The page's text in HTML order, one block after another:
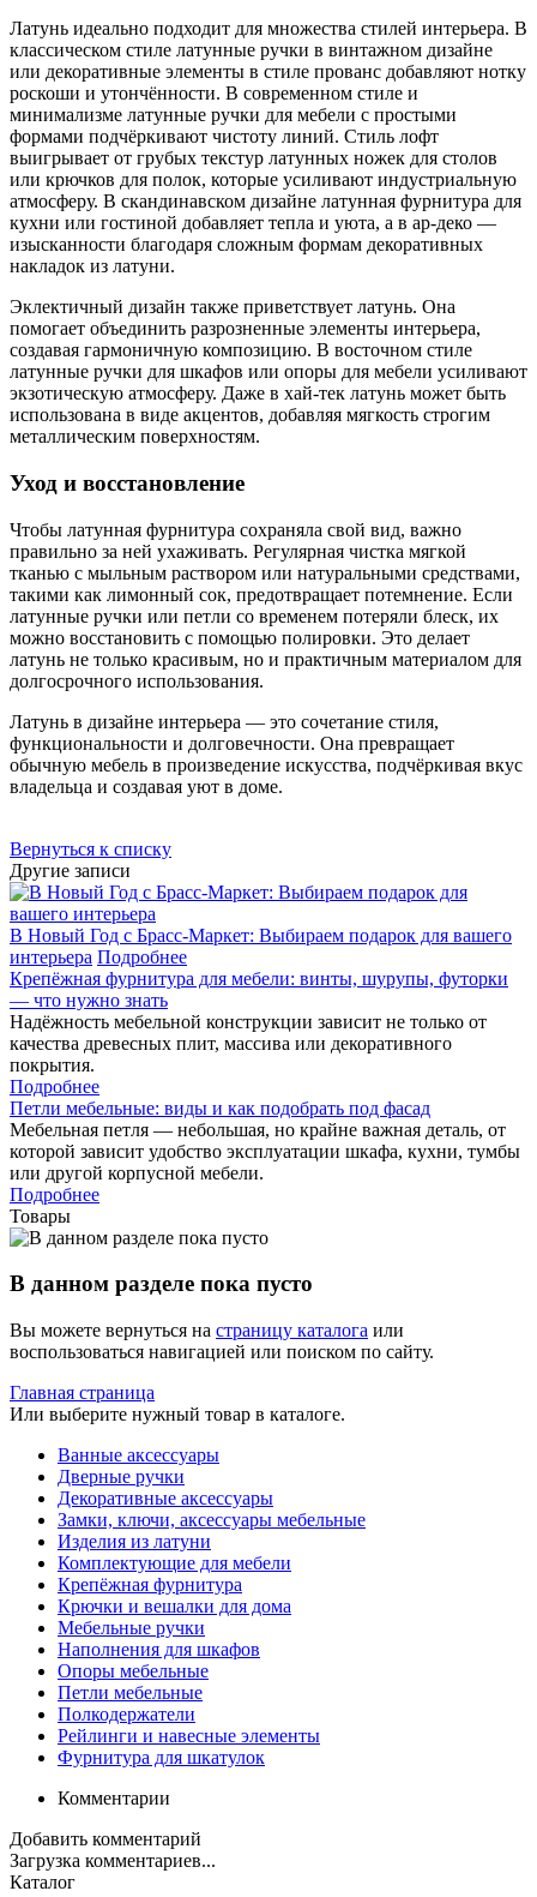
Латунь идеально подходит для множества стилей интерьера. В
классическом стиле латунные ручки в винтажном дизайне
или декоративные элементы в стиле прованс добавляют нотку
роскоши и утончённости. В современном стиле и
минимализме латунные ручки для мебели с простыми
формами подчёркивают чистоту линий. Стиль лофт
выигрывает от грубых текстур латунных ножек для столов
или крючков для полок, которые усиливают индустриальную
атмосферу. В скандинавском дизайне латунная фурнитура для
кухни или гостиной добавляет тепла и уюта, а в ар-деко —
изысканности благодаря сложным формам декоративных
накладок из латуни.
Эклектичный дизайн также приветствует латунь. Она
помогает объединить разрозненные элементы интерьера,
создавая гармоничную композицию. В восточном стиле
латунные ручки для шкафов или опоры для мебели усиливают
экзотическую атмосферу. Даже в хай-тек латунь может быть
использована в виде акцентов, добавляя мягкость строгим
металлическим поверхностям.
Уход и восстановление
Чтобы латунная фурнитура сохраняла свой вид, важно
правильно за ней ухаживать. Регулярная чистка мягкой
тканью с мыльным раствором или натуральными средствами,
такими как лимонный сок, предотвращает потемнение. Если
латунные ручки или петли со временем потеряли блеск, их
можно восстановить с помощью полировки. Это делает
латунь не только красивым, но и практичным материалом для
долгосрочного использования.
Латунь в дизайне интерьера — это сочетание стиля,
функциональности и долговечности. Она превращает
обычную мебель в произведение искусства, подчёркивая вкус
владельца и создавая уют в доме.
Вернуться к списку
Другие записи
В Новый Год с Брасс-Маркет: Выбираем подарок для вашего
интерьера Подробнее
Крепёжная фурнитура для мебели: винты, шурупы, футорки
— что нужно знать
Надёжность мебельной конструкции зависит не только от
качества древесных плит, массива или декоративного
покрытия.
Подробнее
Петли мебельные: виды и как подобрать под фасад
Мебельная петля — небольшая, но крайне важная деталь, от
которой зависит удобство эксплуатации шкафа, кухни, тумбы
или другой корпусной мебели.
Подробнее
Товары
В данном разделе пока пусто
Вы можете вернуться на страницу каталога или
воспользоваться навигацией или поиском по сайту.
Главная страница
Или выберите нужный товар в каталоге.
Ванные аксессуары
Дверные ручки
Декоративные аксессуары
Замки, ключи, аксессуары мебельные
Изделия из латуни
Комплектующие для мебели
Крепёжная фурнитура
Крючки и вешалки для дома
Мебельные ручки
Наполнения для шкафов
Опоры мебельные
Петли мебельные
Полкодержатели
Рейлинги и навесные элементы
Фурнитура для шкатулок
Комментарии
Добавить комментарий
Загрузка комментариев...
Каталог